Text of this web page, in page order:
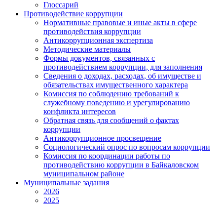
Глоссарий
Противодействие коррупции
Нормативные правовые и иные акты в сфере
противодействия коррупции
Антикоррупционная экспертиза
Методические материалы
Формы документов, связанных с
противодействием коррупции, для заполнения
Сведения о доходах, расходах, об имуществе и
обязательствах имущественного характера
Комиссия по соблюдению требований к
служебному поведению и урегулированию
конфликта интересов
Обратная связь для сообщений о фактах
коррупции
Антикоррупционное просвещение
Социологический опрос по вопросам коррупции
Комиссия по координации работы по
противодействию коррупции в Байкаловском
муниципальном районе
Муниципальные задания
2026
2025